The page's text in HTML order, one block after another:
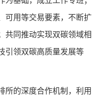
可用等交易要素，不断扩
共同推动实现双碳领域相
引领双碳高质量发展等
所的深度合作机制，利用